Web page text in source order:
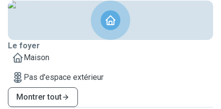
Le foyer
Maison
Pas d'espace extérieur
Montrer tout